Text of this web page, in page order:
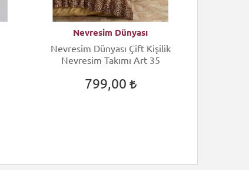
Nevresim Dünyası
Nevresim Dünyası Çift Kişilik
Nevresim Takımı Art 35
799,00